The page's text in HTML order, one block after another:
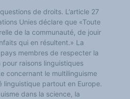
de droits. L’article 27
Unies déclare que «Toute
de la communauté, de jouir
qui en résultent.» La
membres de respecter la
raisons linguistiques
concernant le multilinguisme
linguistique partout en Europe.
dans la science, la